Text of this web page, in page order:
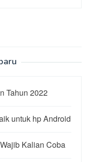
Tahun 2022
untuk hp Android
Kalian Coba